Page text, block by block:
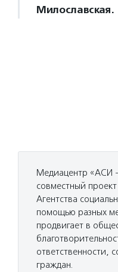
Милославская.
Медиацентр «АСИ
совместный
Агентства
помощью разных
продвигает в
ответственности,
граждан.